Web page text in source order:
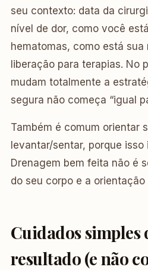
seu contexto: data da
nível de dor, como você
hematomas, como está
liberação para terapias. No
mudam totalmente a
segura não começa “igual
Também é comum orientar
levantar/sentar, porque
Drenagem bem feita não é
do seu corpo e a orientação
Cuidados simples
resultado (e não